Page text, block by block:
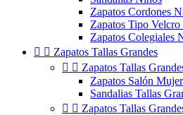
Zapatos Cordones
Zapatos Tipo
Zapatos Colegiales
  Zapatos Tallas Grandes
  Zapatos Tallas
Zapatos Salón Mujer
Sandalias Tallas
  Zapatos Tallas